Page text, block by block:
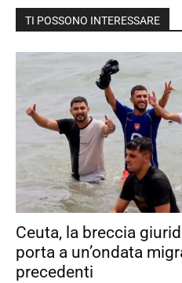
TI POSSONO INTERESSARE
Ceuta, la breccia
porta a un’ondata
precedenti